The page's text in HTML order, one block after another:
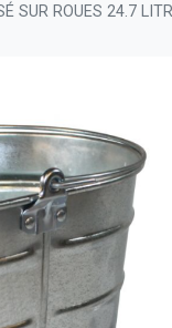
SUR ROUES 24.7